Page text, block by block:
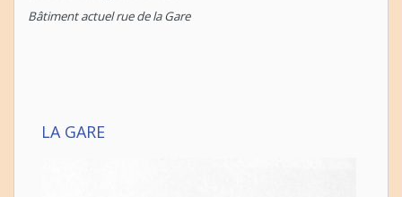
Bâtiment actuel rue de la Gare
LA GARE